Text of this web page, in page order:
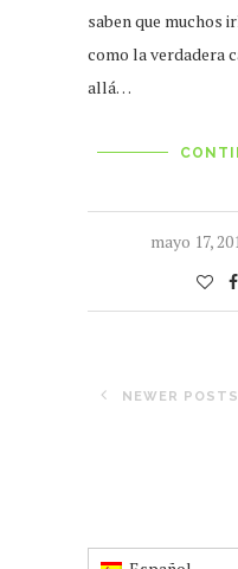
saben que muchos
como la verdadera
allá…
mayo 17,
NEWER POSTS